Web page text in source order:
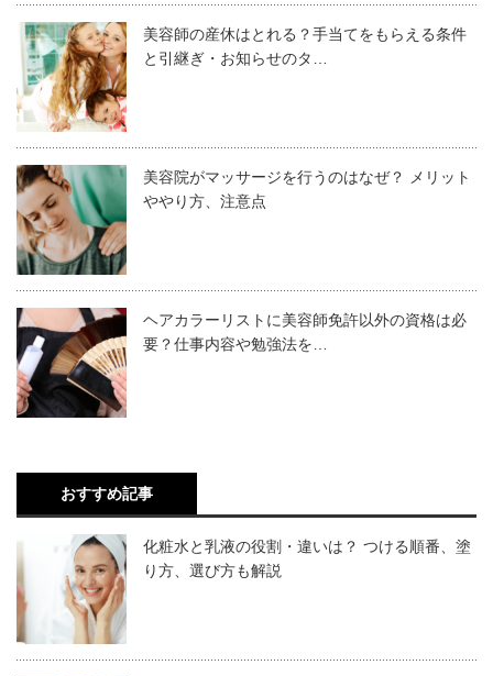
「カミカリスマ」と言われても、聞き慣れない人も多いと
思います。また「カリスマ」という響きに、何となくうさ
ん臭さを感じる人もいるかもしれません。
しかし簡単に結論を言ってしまうと、カミカリスマとは
「いい意味の言葉」で、
でもあります。
一体どのようなものなのか、詳しく説明していきます。
カミカリスマとは
カミカリスマというのは、トップクラスに人気がある美容
2023年の場合３つ星は10名ですが、１つ星だと100名が選
ばれています。またグレイティーインフィニティでは、73
名の美容師と225軒のサロンが受賞しました。
受賞数もそれなりに多いので、受賞も決して夢ではないで
しょう。
カミカリスマを受賞するカリスマ美
容師たちの特徴
カリスマ美容師と言われる人は、お客様から圧倒的に支持
されています。
その理由は簡単。技術力が高く、希望どおりの髪型に仕上
げてくれるからです。
技術力といっても、ただ適当に練習しても意味がありませ
ん。
カリスマを目指すのなら、「この技術なら負けない」とい
う強みを持つようにしましょう。
例えば、カラーの中でも特にハイトーンカラーが得意な人
なら、その技術力を徹底的に磨いてください。
そして、周りにはない色味の出し方ができれば、それを売
つまり、 あなたの技術を特別化する
あなたにしかできない技術を周りが評価して、カリスマと
して見られるようになります。
独自の強みを見つけるためにも、基礎となる技術を練習し
て、間違いない技術力を身につけましょう。
美容師の産休はとれる？手当てをもらえる条件
と引継ぎ・お知らせのタ…
美容院がマッサージを行うのはなぜ？ メリット
ややり方、注意点
ヘアカラーリストに美容師免許以外の資格は必
要？仕事内容や勉強法を…
おすすめ記事
化粧水と乳液の役割・違いは？ つける順番、塗
り方、選び方も解説